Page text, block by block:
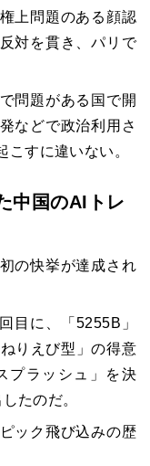
上問題のある顔認
対を貫き、パリで
問題がある国で開
などで政治利用さ
すに違いない。
中国のAIトレ
の快挙が達成され
目に、「5255B」
りえび型」の得意
プラッシュ」を決
たのだ。
ック飛び込みの歴